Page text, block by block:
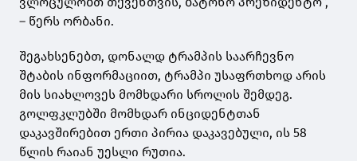
– წერს ორბანი.
შეგახსენებთ, დონალდ ტრამპის საარჩევნო
შტაბის ინფორმაციით, ტრამპი უსაფრთხოდ არის
მის სიახლოვეს მომხდარი სროლის შემდეგ.
გოლფკლუბში მომხდარ ინციდენტთან
დაკავშირებით ერთი პირია დაკავებული, ის 58
წლის რაიან უესლი რუთია.